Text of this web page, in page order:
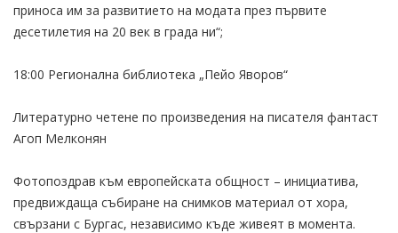
приноса им за развитието на модата през първите
десетилетия на 20 век в града ни“;
18:00 Регионална библиотека „Пейо Яворов“
Литературно четене по произведения на писателя фантаст
Агоп Мелконян
Фотопоздрав към европейската общност – инициатива,
предвиждаща събиране на снимков материал от хора,
свързани с Бургас, независимо къде живеят в момента.